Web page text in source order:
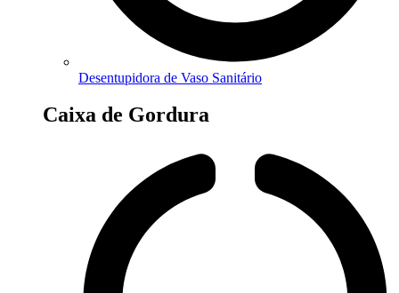
Desentupidora de Vaso Sanitário
Caixa de Gordura